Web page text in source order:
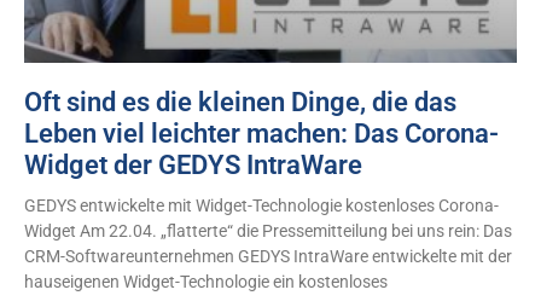
Oft sind es die kleinen Dinge, die das
Leben viel leichter machen: Das Corona-
Widget der GEDYS IntraWare
GEDYS entwickelte mit Widget-Technologie kostenloses Corona-
Widget Am 22.04. „flatterte“ die Pressemitteilung bei uns rein: Das
CRM-Softwareunternehmen GEDYS IntraWare entwickelte mit der
hauseigenen Widget-Technologie ein kostenloses